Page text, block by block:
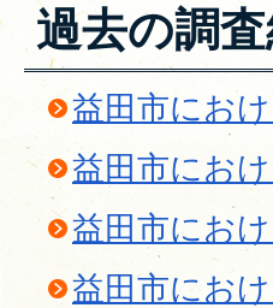
過去の調
益田市にお
益田市にお
益田市にお
益田市にお